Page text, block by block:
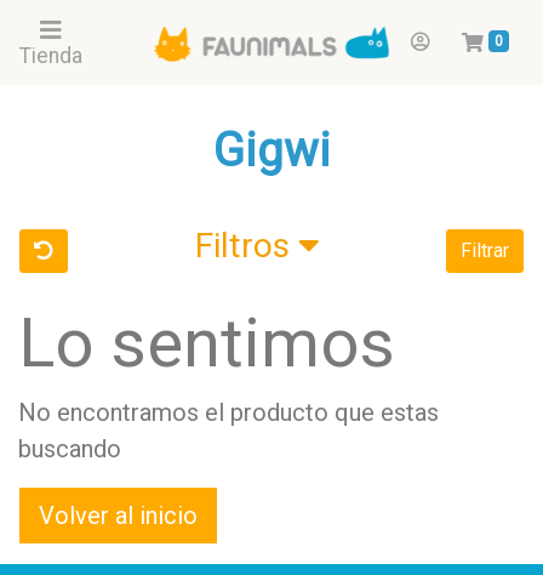
Tienda
0
Gigwi
Filtros Filtrar
Lo sentimos
No encontramos el producto que estas
buscando
Volver al inicio